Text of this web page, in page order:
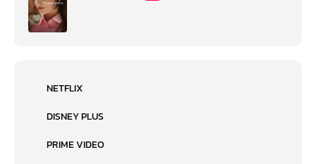
NETFLIX
DISNEY PLUS
PRIME VIDEO